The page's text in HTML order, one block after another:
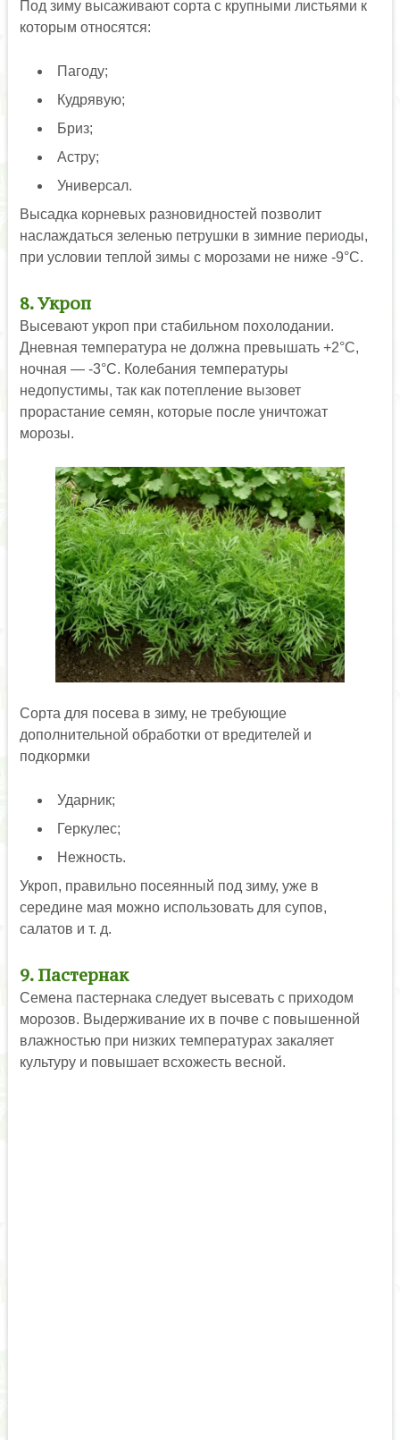
Под зиму высаживают сорта с крупными листьями к
которым относятся:
Пагоду;
Кудрявую;
Бриз;
Астру;
Универсал.
Высадка корневых разновидностей позволит
наслаждаться зеленью петрушки в зимние периоды,
при условии теплой зимы с морозами не ниже -9°С.
8. Укроп
Высевают укроп при стабильном похолодании.
Дневная температура не должна превышать +2°С,
ночная — -3°С. Колебания температуры
недопустимы, так как потепление вызовет
прорастание семян, которые после уничтожат
морозы.
Сорта для посева в зиму, не требующие
дополнительной обработки от вредителей и
подкормки
Ударник;
Геркулес;
Нежность.
Укроп, правильно посеянный под зиму, уже в
середине мая можно использовать для супов,
салатов и т. д.
9. Пастернак
Семена пастернака следует высевать с приходом
морозов. Выдерживание их в почве с повышенной
влажностью при низких температурах закаляет
культуру и повышает всхожесть весной.